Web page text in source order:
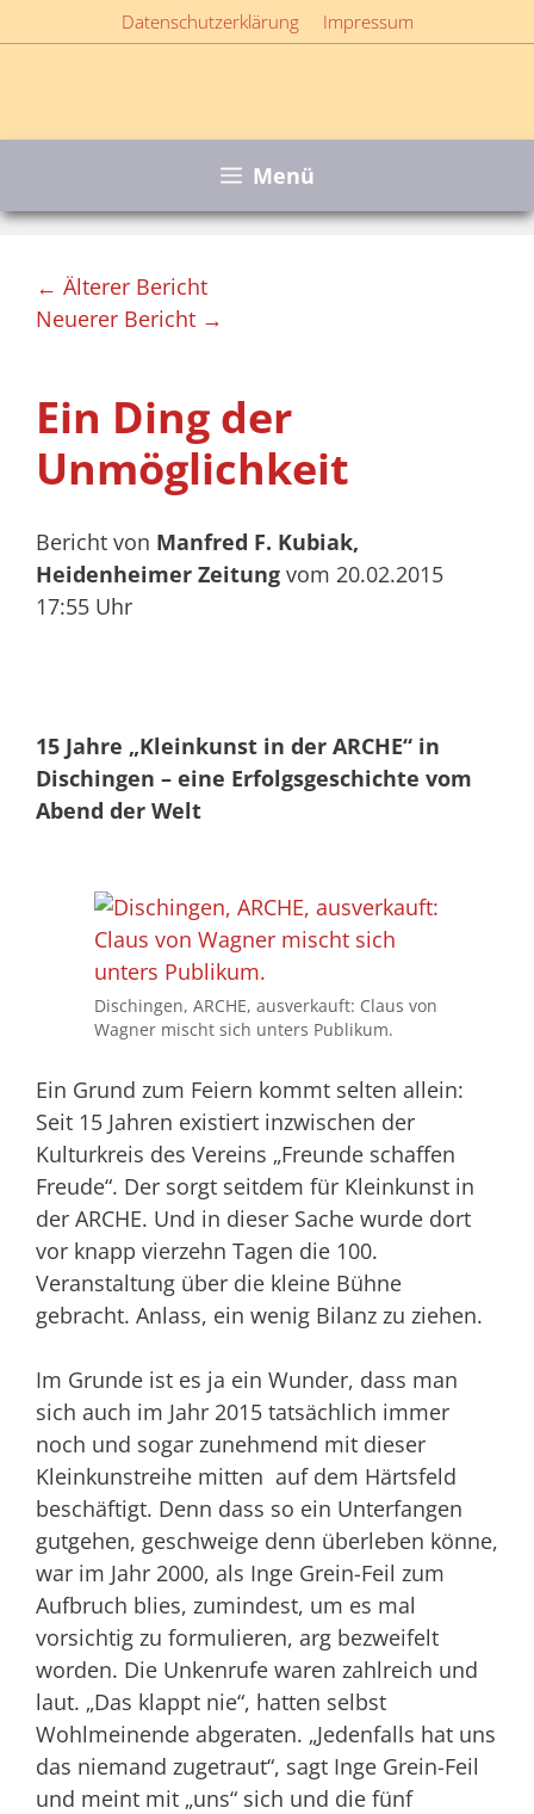
Inhalt
Datenschutzerklärung Impressum
Menü
← Älterer Bericht
Neuerer Bericht →
Ein Ding der
Unmöglichkeit
Bericht von Manfred F. Kubiak,
Heidenheimer Zeitung vom 20.02.2015
17:55 Uhr
15 Jahre „Kleinkunst in der ARCHE“ in
Dischingen – eine Erfolgsgeschichte vom
Abend der Welt
Dischingen, ARCHE, ausverkauft: Claus von
Wagner mischt sich unters Publikum.
Ein Grund zum Feiern kommt selten allein:
Seit 15 Jahren existiert inzwischen der
Kulturkreis des Vereins „Freunde schaffen
Freude“. Der sorgt seitdem für Kleinkunst in
der ARCHE. Und in dieser Sache wurde dort
vor knapp vierzehn Tagen die 100.
Veranstaltung über die kleine Bühne
gebracht. Anlass, ein wenig Bilanz zu ziehen.
Im Grunde ist es ja ein Wunder, dass man
sich auch im Jahr 2015 tatsächlich immer
noch und sogar zunehmend mit dieser
Kleinkunstreihe mitten auf dem Härtsfeld
beschäftigt. Denn dass so ein Unterfangen
gutgehen, ge­schweige denn überleben könne,
war im Jahr 2000, als Inge Grein-Feil zum
Aufbruch blies, zumindest, um es mal
vorsichtig zu formulieren, arg bezweifelt
worden. Die Unkenrufe waren zahlreich und
laut. „Das klappt nie“, hatten selbst
Wohlmeinende abgeraten. „Jedenfalls hat uns
das nie­mand zugetraut“, sagt Inge Grein-Feil
und meint mit „uns“ sich und die fünf